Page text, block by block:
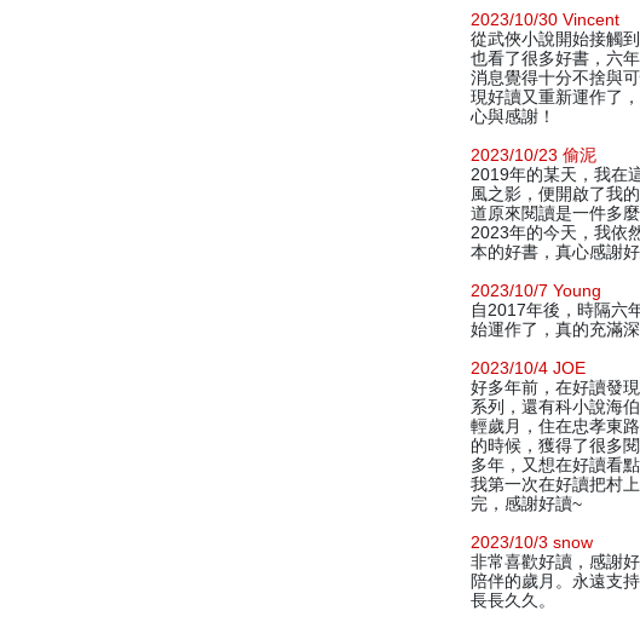
2023/10/30 Vincent
從武俠小說開始接觸
也看了很多好書，六
消息覺得十分不捨與
現好讀又重新運作了
心與感謝！
2023/10/23 偷泥
2019年的某天，我在
風之影，便開啟了我
道原來閱讀是一件多麼
2023年的今天，我依
本的好書，真心感謝好
2023/10/7 Young
自2017年後，時隔六
始運作了，真的充滿深
2023/10/4 JOE
好多年前，在好讀發
系列，還有科小說海
輕歲月，住在忠孝東
的時候，獲得了很多
多年，又想在好讀看
我第一次在好讀把村
完，感謝好讀~
2023/10/3 snow
非常喜歡好讀，感謝
陪伴的歲月。永遠支
長長久久。